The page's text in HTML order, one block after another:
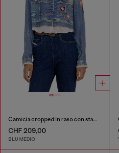
Camicia cropped in raso con stampa trompe-l’oeil denim
CHF 209,00
BLU MEDIO